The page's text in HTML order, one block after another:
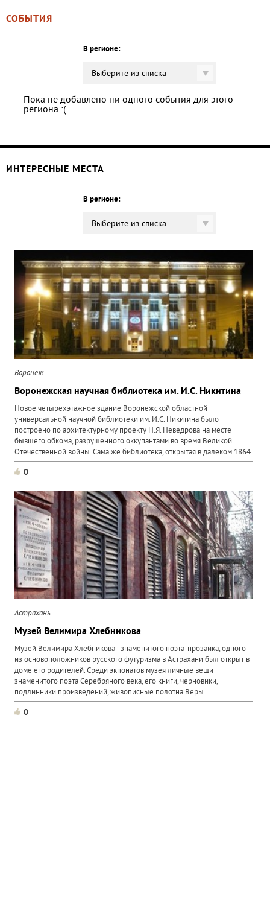
СОБЫТИЯ
В регионе:
Выберите из списка
Пока не добавлено ни одного события для этого
региона :(
ИНТЕРЕСНЫЕ МЕСТА
В регионе:
Выберите из списка
Воронеж
Воронежская научная библиотека им. И.С. Никитина
Новое четырехэтажное здание Воронежской областной
универсальной научной библиотеки им. И.С. Никитина было
построено по архитектурному проекту Н.Я. Неведрова на месте
бывшего обкома, разрушенного оккупантами во время Великой
Отечественной войны. Сама же библиотека, открытая в далеком 1864
году...
0
Астрахань
Музей Велимира Хлебникова
Музей Велимира Хлебникова - знаменитого поэта-прозаика, одного
из основоположников русского футуризма в Астрахани был открыт в
доме его родителей. Среди экпонатов музея личные вещи
знаменитого поэта Серебряного века, его книги, черновики,
подлинники произведений, живописные полотна Веры...
0